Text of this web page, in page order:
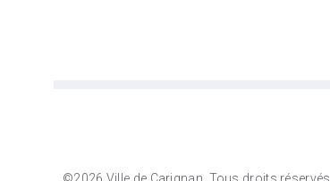
©2026 Ville de Carignan, Tous droits réservés